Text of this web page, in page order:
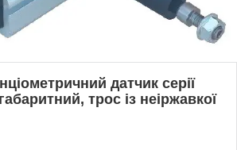
датчик серії
трос із неіржавкої